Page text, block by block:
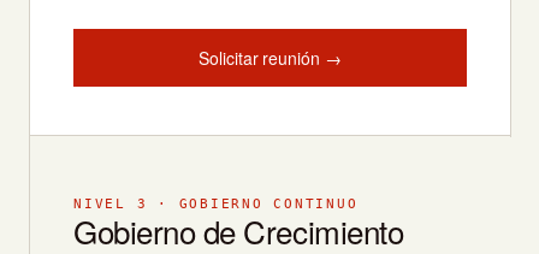
Solicitar reunión →
NIVEL 3 · GOBIERNO CONTINUO
Gobierno de Crecimiento